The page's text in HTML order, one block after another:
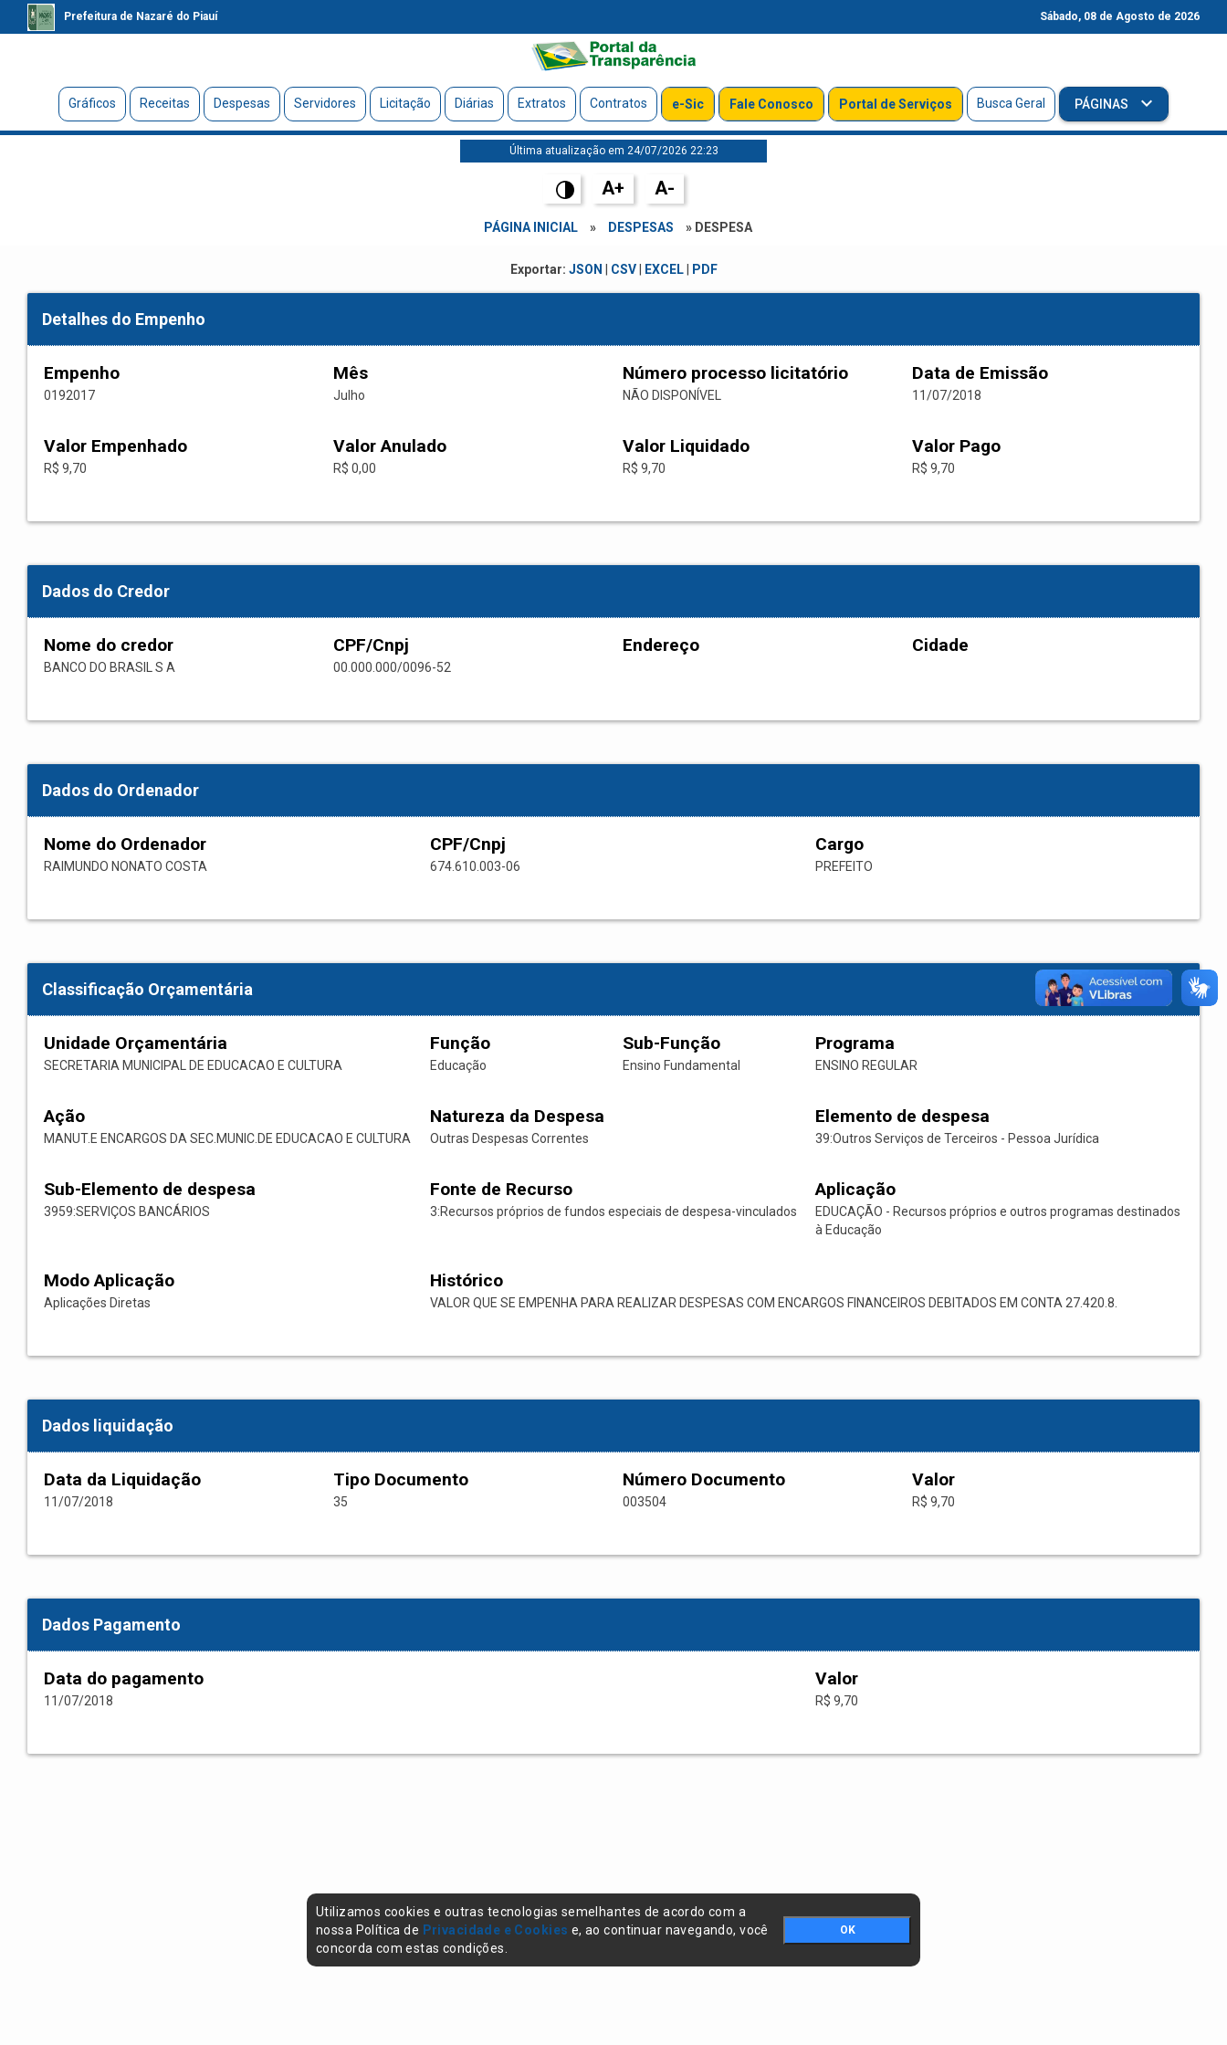
Prefeitura de Nazaré do Piauí Sábado, 08 de Agosto de 2026
Gráficos Receitas Despesas Servidores Licitação Diárias Extratos Contratos e-Sic Fale Conosco Portal de Serviços Busca Geral PÁGINAS
Última atualização em 24/07/2026 22:23
A+ A-
PÁGINA INICIAL » DESPESAS » DESPESA
Exportar: JSON CSV| EXCEL| PDF
Detalhes do Empenho
Empenho
0192017
Mês
Julho
Número processo licitatório
NÃO DISPONÍVEL
Data de Emissão
11/07/2018
Valor Empenhado
R$ 9,70
Valor Anulado
R$ 0,00
Valor Liquidado
R$ 9,70
Valor Pago
R$ 9,70
Dados do Credor
Nome do credor
BANCO DO BRASIL S A
CPF/Cnpj
00.000.000/0096-52
Endereço Cidade
Dados do Ordenador
Nome do Ordenador
RAIMUNDO NONATO COSTA
CPF/Cnpj
674.610.003-06
Cargo
PREFEITO
Classificação Orçamentária
Unidade Orçamentária
SECRETARIA MUNICIPAL DE EDUCACAO E CULTURA
Função
Educação
Sub-Função
Ensino Fundamental
Programa
ENSINO REGULAR
Ação
MANUT.E ENCARGOS DA SEC.MUNIC.DE EDUCACAO E CULTURA
Natureza da Despesa
Outras Despesas Correntes
Elemento de despesa
39:Outros Serviços de Terceiros - Pessoa Jurídica
Sub-Elemento de despesa
3959:SERVIÇOS BANCÁRIOS
Fonte de Recurso
3:Recursos próprios de fundos especiais de despesa-vinculados
Aplicação
EDUCAÇÃO - Recursos próprios e outros programas destinados
à Educação
Modo Aplicação
Aplicações Diretas
Histórico
VALOR QUE SE EMPENHA PARA REALIZAR DESPESAS COM ENCARGOS FINANCEIROS DEBITADOS EM CONTA 27.420.8.
Dados liquidação
Data da Liquidação
11/07/2018
Tipo Documento
35
Número Documento
003504
Valor
R$ 9,70
Dados Pagamento
Data do pagamento
11/07/2018
Valor
R$ 9,70
Utilizamos cookies e outras tecnologias semelhantes de acordo com a
nossa Política de Privacidade e Cookies e, ao continuar navegando, você
concorda com estas condições.
OK